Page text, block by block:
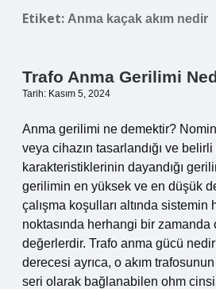
Etiket: Anma kaçak akım nedir
Trafo Anma Gerilimi
Tarih: Kasım 5, 2024
Anma gerilimi ne demektir?
veya cihazın tasarlandığı ve belirli
karakteristiklerinin dayandığı
gerilimin en yüksek ve en düşük
çalışma koşulları altında sistemin
noktasında herhangi bir
değerlerdir. Trafo anma gücü
derecesi ayrıca, o akım
seri olarak bağlanabilen ohm